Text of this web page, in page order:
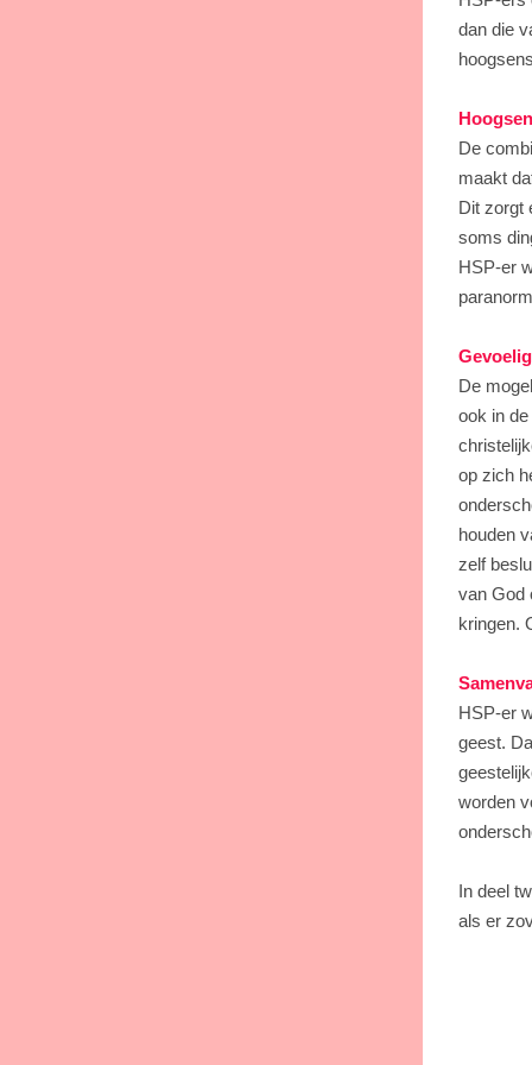
dan die
De
maakt
Dit zorgt
soms
HSP-er
De
ook in
op zich
houden
zelf
van God
kringen.
HSP-er
geest.
worden
In deel
als er